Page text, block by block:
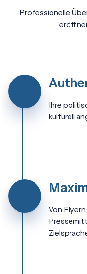
Professionelle
Ihre
kulturell
Von